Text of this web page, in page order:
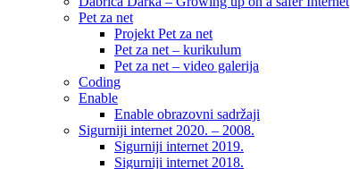
Pet za net
Projekt Pet za net
Pet za net – kurikulum
Pet za net – video galerija
Coding
Enable
Enable obrazovni sadržaji
Sigurniji internet 2020. – 2008.
Sigurniji internet 2019.
Sigurniji internet 2018.